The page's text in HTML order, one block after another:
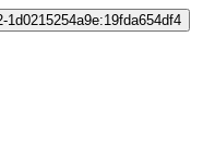
1d0215254a9e:19fda654df4